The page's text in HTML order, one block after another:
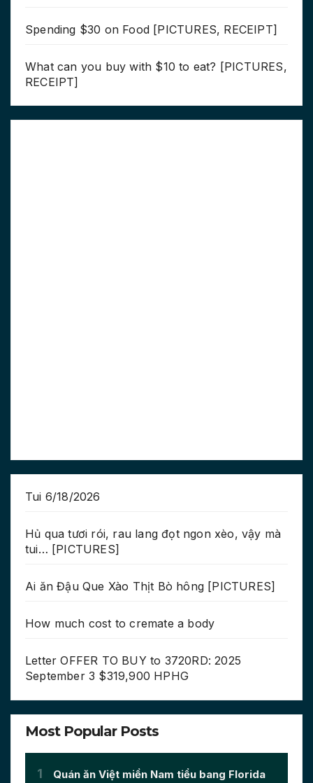
Spending $30 on Food [PICTURES, RECEIPT]
What can you buy with $10 to eat? [PICTURES,
RECEIPT]
Tui 6/18/2026
Hủ qua tươi rói, rau lang đọt ngon xèo, vậy mà
tui… [PICTURES]
Ai ăn Đậu Que Xào Thịt Bò hông [PICTURES]
How much cost to cremate a body
Letter OFFER TO BUY to 3720RD: 2025
September 3 $319,900 HPHG
Most Popular Posts